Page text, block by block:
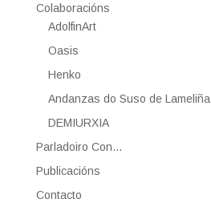
Colaboracións
AdolfinArt
Oasis
Henko
Andanzas do Suso de Lameliña
DEMIURXIA
Parladoiro Con…
Publicacións
Contacto